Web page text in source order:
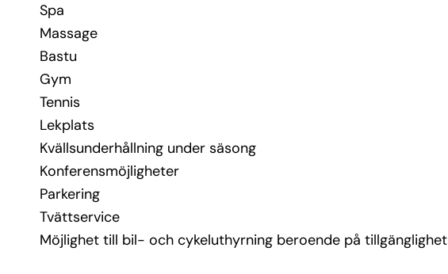
Spa
Massage
Bastu
Gym
Tennis
Lekplats
Kvällsunderhållning under säsong
Konferensmöjligheter
Parkering
Tvättservice
Möjlighet till bil- och cykeluthyrning beroende på tillgänglighet